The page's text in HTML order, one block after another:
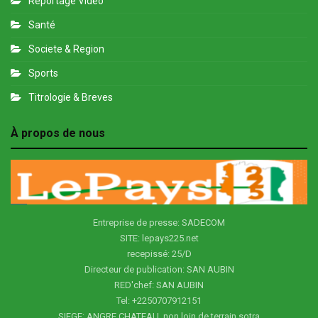
Santé
Societe & Region
Sports
Titrologie & Breves
À propos de nous
Entreprise de presse: SADECOM
SITE: lepays225.net
recepissé: 25/D
Directeur de publication: SAN AUBIN
RED'chef: SAN AUBIN
Tel: +2250707912151